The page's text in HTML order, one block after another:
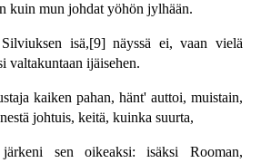
kuin mun johdat yöhön jylhään.
isä,[9] näyssä ei, vaan vielä
valtakuntaan ijäisehen.
kaiken pahan, hänt' auttoi, muistain,
johtuis, keitä, kuinka suurta,
sen oikeaksi: isäksi Rooman,